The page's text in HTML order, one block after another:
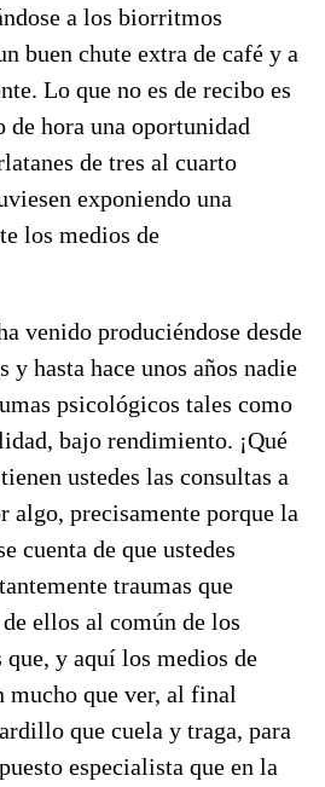
a los biorritmos
buen chute extra de café y a
Lo que no es de recibo es
de hora una oportunidad
de tres al cuarto
exponiendo una
los medios de
venido produciéndose desde
y hasta hace unos años nadie
psicológicos tales como
bajo rendimiento. ¡Qué
ustedes las consultas a
algo, precisamente porque la
cuenta de que ustedes
traumas que
ellos al común de los
que, y aquí los medios de
mucho que ver, al final
que cuela y traga, para
especialista que en la